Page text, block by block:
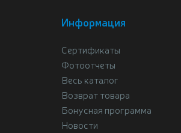
Информация
Сертификаты
Фотоотчеты
Весь каталог
Возврат товара
Бонусная программа
Новости